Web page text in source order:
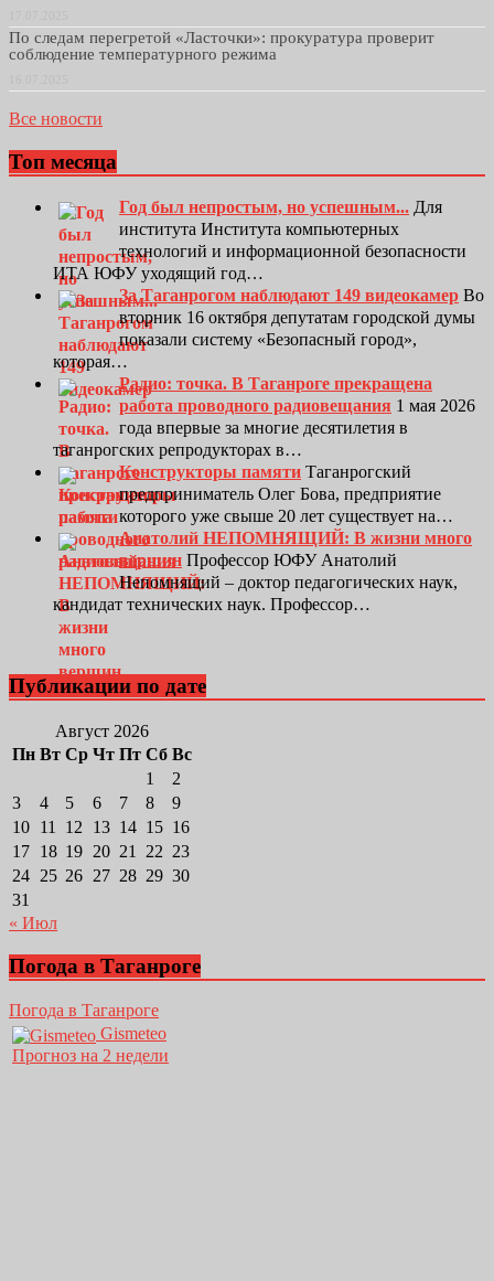
По следам перегретой «Ласточки»: прокуратура проверит
соблюдение температурного режима
Все новости
Топ месяца
Год был непростым, но успешным... Для
института Института компьютерных
технологий и информационной безопасности
ИТА ЮФУ уходящий год…
За Таганрогом наблюдают 149 видеокамер Во
вторник 16 октября депутатам городской думы
показали систему «Безопасный город»,
которая…
Радио: точка. В Таганроге прекращена
работа проводного радиовещания 1 мая 2026
года впервые за многие десятилетия в
таганрогских репродукторах в…
Конструкторы памяти Таганрогский
предприниматель Олег Бова, предприятие
которого уже свыше 20 лет существует на…
Анатолий НЕПОМНЯЩИЙ: В жизни много
вершин Профессор ЮФУ Анатолий
Непомнящий – доктор педагогических наук,
кандидат технических наук. Профессор…
Публикации по дате
Август 2026
Пн Вт Ср Чт Пт Сб Вс
1
2
3
4 5 6 7 8
9
10 11 12 13 14 15 16
17 18 19 20 21 22 23
24 25 26 27 28 29 30
31
« Июл
Погода в Таганроге
Погода в Таганроге
Gismeteo
Прогноз на 2 недели